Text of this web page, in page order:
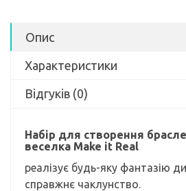
Опис
Характеристики
Відгуків (0)
Набір для створення
веселка Make it Real
реалізує будь-яку фантазію
справжнє чаклунство.